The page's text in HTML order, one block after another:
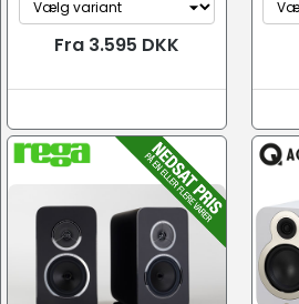
Fra 3.595 DKK